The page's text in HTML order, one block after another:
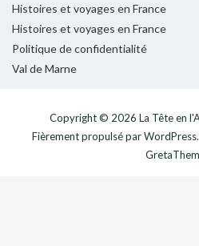
Histoires et voyages en France
Histoires et voyages en France
Politique de confidentialité
Val de Marne
Copyright © 2026 La Tête en
Fièrement propulsé parWordPress